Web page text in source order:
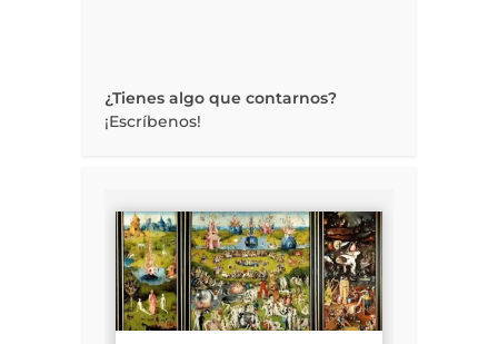
¿Tienes algo que contarnos?
¡Escríbenos!